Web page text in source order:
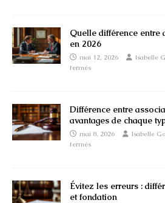
Quelle différence entre
en 2026
mai 12, 2026 Isabelle
fermés
Différence entre
avantages de chaque
mai 8, 2026 Isabelle
fermés
Évitez les erreurs :
et fondation